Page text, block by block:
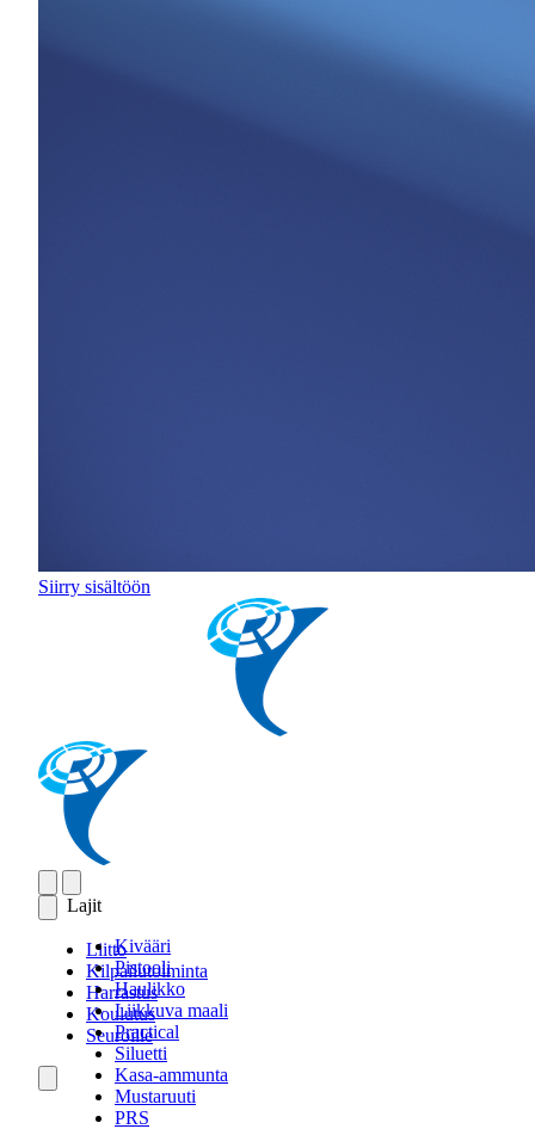
Siirry sisältöön
Lajit
Kivääri
Pistooli
Haulikko
Liikkuva maali
Practical
Siluetti
Kasa-ammunta
Mustaruuti
PRS
Liitto
Kilpailutoiminta
Harrastus
Koulutus
Seuroille